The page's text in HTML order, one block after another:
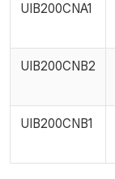
UIB200CNA1
UIB200CNB2
UIB200CNB1